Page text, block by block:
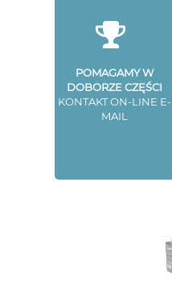
POMAGAMY W
DOBORZE CZĘŚCI
KONTAKT ON-LINE E-
MAIL